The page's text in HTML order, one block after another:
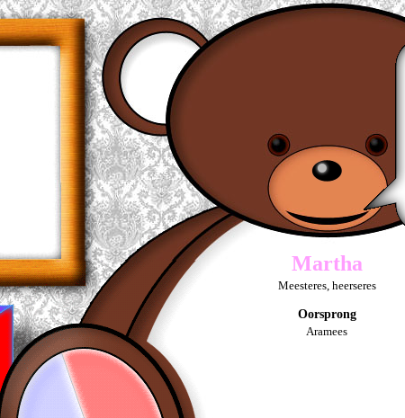
Martha
Meesteres, heerseres
Oorsprong
Aramees